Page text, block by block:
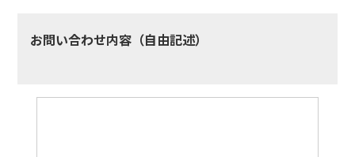
お問い合わせ内容（自由記述）